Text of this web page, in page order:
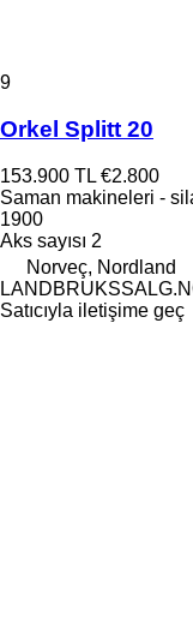
9
Orkel Splitt 20
153.900 TL €2.800
Saman makineleri -
1900
Aks sayısı 2
Norveç, Nordland
Satıcıyla iletişime geç